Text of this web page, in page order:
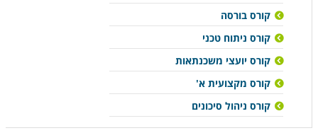
קורס בורסה
קורס ניתוח טכני
קורס יועצי משכנתאות
קורס מקצועית א'
קורס ניהול סיכונים